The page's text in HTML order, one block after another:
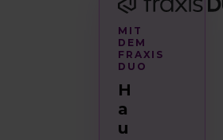
MIT
DEM
FRAXIS
DUO
H
a
u